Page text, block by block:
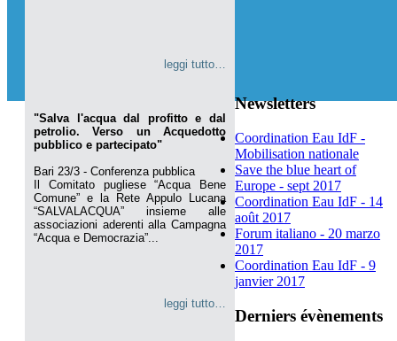
leggi tutto…
"Salva l'acqua dal profitto e dal
petrolio. Verso un Acquedotto
pubblico e partecipato"
Bari 23/3 - Conferenza pubblica
Il Comitato pugliese “Acqua Bene
Comune” e la Rete Appulo Lucana
“SALVALACQUA” insieme alle
associazioni aderenti alla Campagna
“Acqua e Democrazia”...
leggi tutto…
Newsletters
Coordination Eau IdF -
Mobilisation nationale
Save the blue heart of
Europe - sept 2017
Coordination Eau IdF - 14
août 2017
Forum italiano - 20 marzo
2017
Coordination Eau IdF - 9
janvier 2017
Derniers évènements